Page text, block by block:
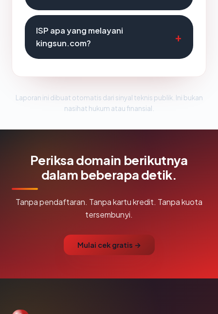
ISP apa yang melayani
kingsun.com?
Laporan ini dibuat otomatis dari sinyal teknis publik. Ini bukan
nasihat hukum atau finansial.
Periksa domain berikutnya
dalam beberapa detik.
Tanpa pendaftaran. Tanpa kartu kredit. Tanpa kuota
tersembunyi.
Mulai cek gratis →